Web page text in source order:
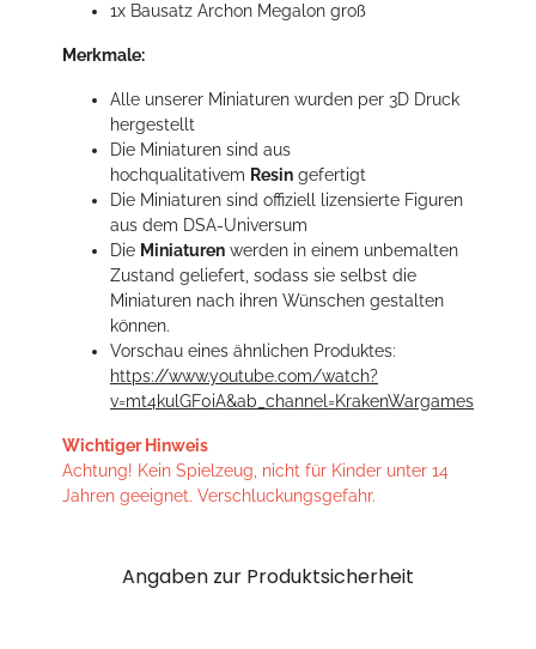
1x Bausatz Archon Megalon groß
Merkmale:
Alle unserer Miniaturen wurden per 3D Druck
hergestellt
Die Miniaturen sind aus
hochqualitativem Resin gefertigt
Die Miniaturen sind offiziell lizensierte Figuren
aus dem DSA-Universum
Die Miniaturen werden in einem unbemalten
Zustand geliefert, sodass sie selbst die
Miniaturen nach ihren Wünschen gestalten
können.
Vorschau eines ähnlichen Produktes:
https://www.youtube.com/watch?
v=mt4kulGF0iA&ab_channel=KrakenWargames
Wichtiger Hinweis
Achtung! Kein Spielzeug, nicht für Kinder unter 14
Jahren geeignet. Verschluckungsgefahr.
Angaben zur Produktsicherheit